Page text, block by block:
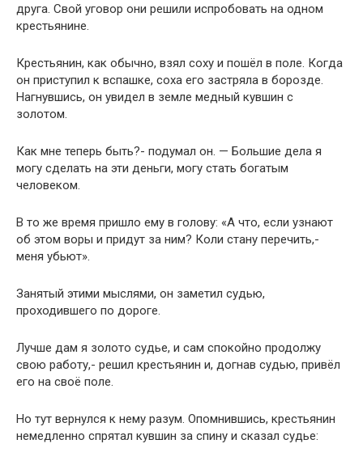
друга. Свой уговор они решили испробовать на одном
крестьянине.
Крестьянин, как обычно, взял соху и пошёл в поле. Когда
он приступил к вспашке, соха его застряла в борозде.
Нагнувшись, он увидел в земле медный кувшин с
золотом.
Как мне теперь быть?- подумал он. — Большие дела я
могу сделать на эти деньги, могу стать богатым
человеком.
В то же время пришло ему в голову: «А что, если узнают
об этом воры и придут за ним? Коли стану перечить,-
меня убьют».
Занятый этими мыслями, он заметил судью,
проходившего по дороге.
Лучше дам я золото судье, и сам спокойно продолжу
свою работу,- решил крестьянин и, догнав судью, привёл
его на своё поле.
Но тут вернулся к нему разум. Опомнившись, крестьянин
немедленно спрятал кувшин за спину и сказал судье: